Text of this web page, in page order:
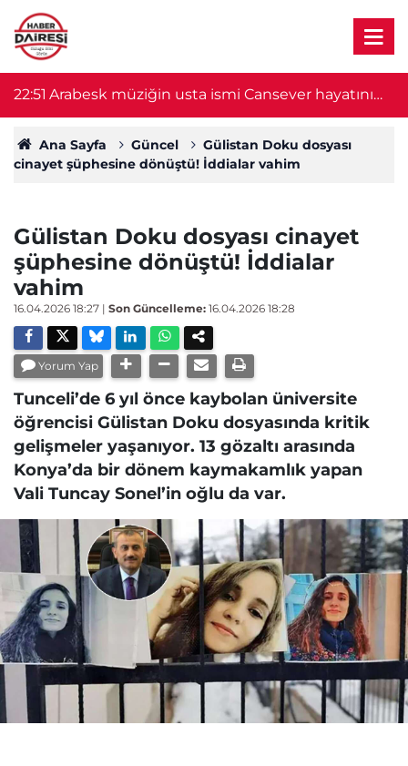
22:51 Arabesk müziğin usta ismi Cansever hayatını
kaybetti
Ana Sayfa Güncel
Gülistan Doku dosyası
cinayet şüphesine dönüştü! İddialar vahim
Gülistan Doku dosyası cinayet
şüphesine dönüştü! İddialar
vahim
16.04.2026 18:27 | Son Güncelleme: 16.04.2026 18:28
Yorum Yap
Tunceli’de 6 yıl önce kaybolan üniversite
öğrencisi Gülistan Doku dosyasında kritik
gelişmeler yaşanıyor. 13 gözaltı arasında
Konya’da bir dönem kaymakamlık yapan
Vali Tuncay Sonel’in oğlu da var.